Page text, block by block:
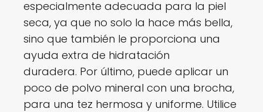
especialmente adecuada para la piel
seca, ya que no solo la hace más bella,
sino que también le proporciona una
ayuda extra de hidratación
duradera. Por último, puede aplicar un
poco de polvo mineral con una brocha,
para una tez hermosa y uniforme. Utilice